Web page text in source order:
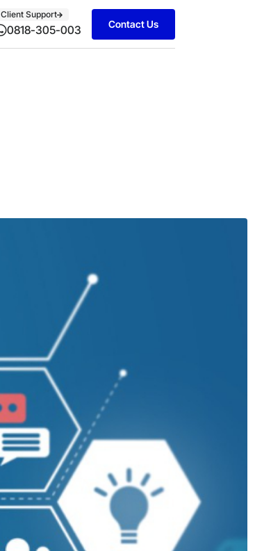
Client Support
0818-305-003 Contact Us